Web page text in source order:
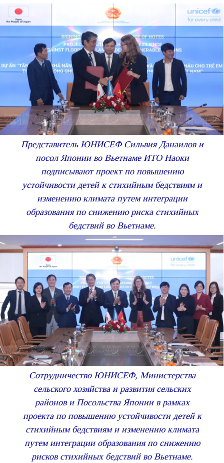
Представитель ЮНИСЕФ Сильвия Данаилов и
посол Японии во Вьетнаме ИТО Наоки
подписывают проект по повышению
устойчивости детей к стихийным бедствиям и
изменению климата путем интеграции
образования по снижению риска стихийных
бедствий во Вьетнаме.
Сотрудничество ЮНИСЕФ, Министерства
сельского хозяйства и развития сельских
районов и Посольства Японии в рамках
проекта по повышению устойчивости детей к
стихийным бедствиям и изменению климата
путем интеграции образования по снижению
рисков стихийных бедствий во Вьетнаме.